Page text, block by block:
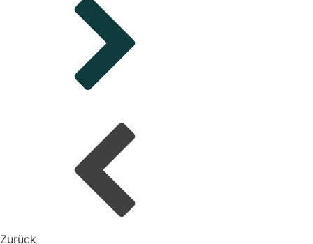
Alle Funktionen ansehen
Organisiere deine Aufträge in Überischtlichen
Zurück